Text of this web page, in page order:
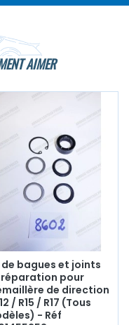
AIMER
de bagues et joints
réparation pour
de direction
/ R15 / R17 (Tous
- Réf